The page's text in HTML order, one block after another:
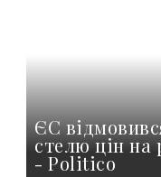
ЄС
стелю цін на
- Politico